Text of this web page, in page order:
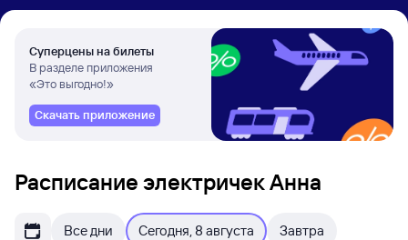
Суперцены на билеты
В разделе приложения
«Это выгодно!»
Скачать приложение
Расписание электричек Анна
Все дни Сегодня, 8 августа Завтра